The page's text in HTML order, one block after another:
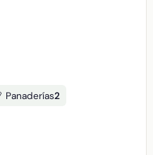
Panaderías2